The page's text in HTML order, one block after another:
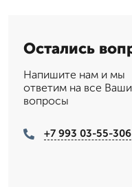
Остались
Напишите нам и мы
ответим на все Ваши
вопросы
+7 993 03-55-306